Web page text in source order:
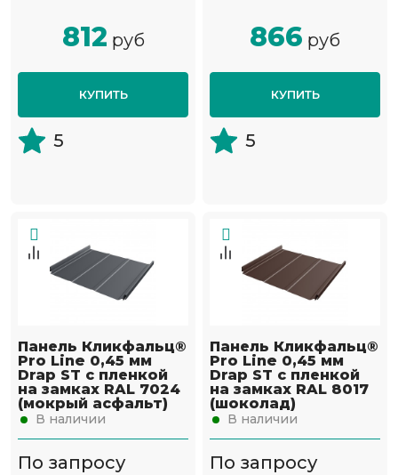
812 руб
КУПИТЬ
5
866 руб
КУПИТЬ
5
Панель Кликфальц®
Pro Line 0,45 мм
Drap ST с пленкой
на замках RAL 7024
(мокрый асфальт)
В наличии
По запросу
Панель Кликфальц®
Pro Line 0,45 мм
Drap ST с пленкой
на замках RAL 8017
(шоколад)
В наличии
По запросу